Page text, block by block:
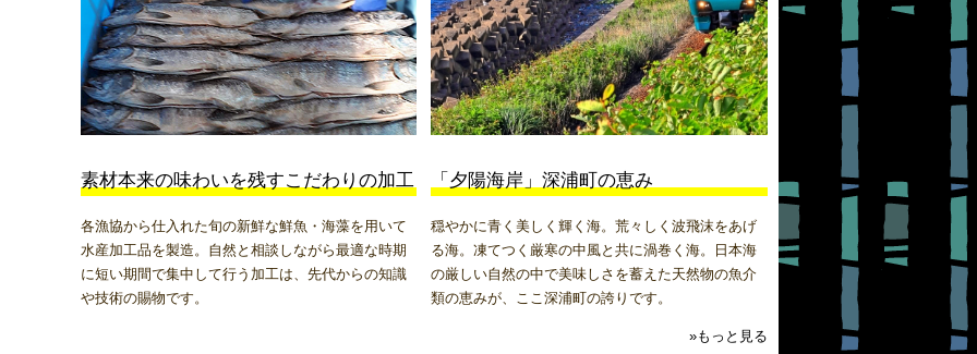
素材本来の味わいを残すこだわりの加工
各漁協から仕入れた旬の新鮮な鮮魚・海藻を用いて
水産加工品を製造。自然と相談しながら最適な時期
に短い期間で集中して行う加工は、先代からの知識
や技術の賜物です。
「夕陽海岸」深浦町の恵み
穏やかに青く美しく輝く海。荒々しく波飛沫をあげ
る海。凍てつく厳寒の中風と共に渦巻く海。日本海
の厳しい自然の中で美味しさを蓄えた天然物の魚介
類の恵みが、ここ深浦町の誇りです。
»もっと見る